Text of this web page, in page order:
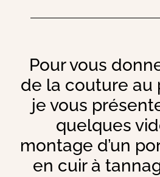
Pour vous
de la couture au
je vous
quelques
montage d’un
en cuir à